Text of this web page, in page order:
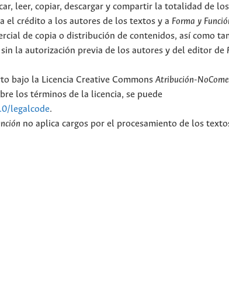
leer, copiar, descargar y compartir la totalidad de
el crédito a los autores de los textos y a Forma y
de copia o distribución de contenidos, así como
la autorización previa de los autores y del editor de
bajo la Licencia Creative Commons Atribución-
los términos de la licencia, se puede
legalcode.
no aplica cargos por el procesamiento de los